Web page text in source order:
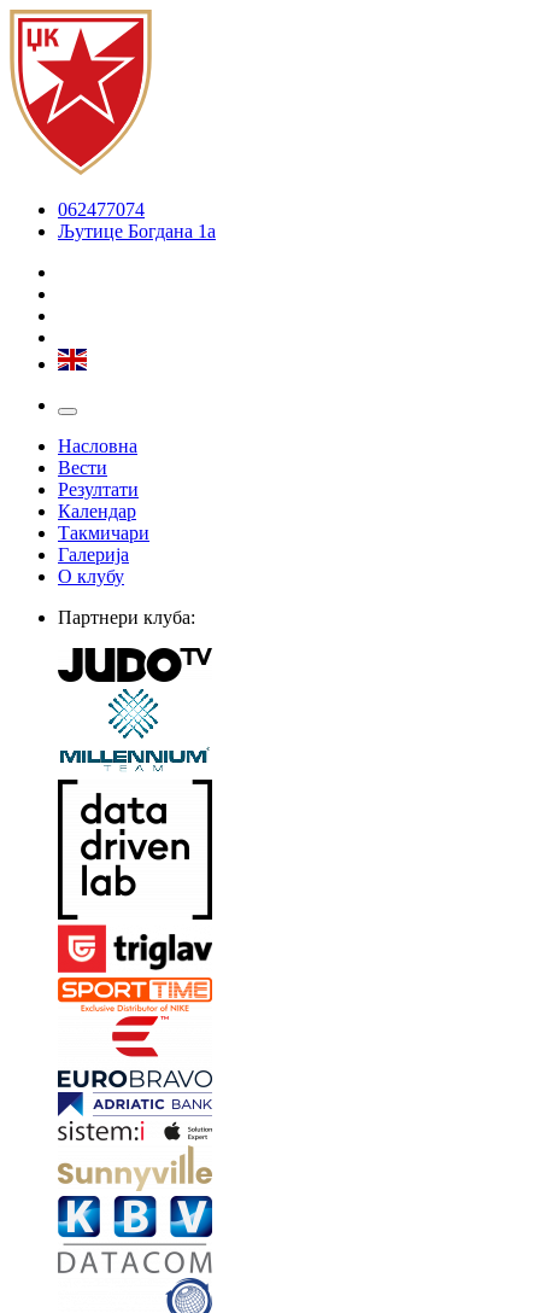
062477074
Љутице Богдана 1а
Насловна
Вести
Резултати
Календар
Такмичари
Галерија
О клубу
Партнери клуба: